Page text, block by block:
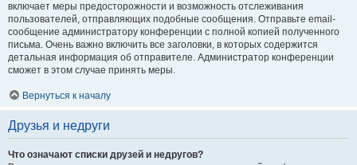
включает меры предосторожности и возможность отслеживания
пользователей, отправляющих подобные сообщения. Отправьте email-
сообщение администратору конференции с полной копией полученного
письма. Очень важно включить все заголовки, в которых содержится
детальная информация об отправителе. Администратор конференции
сможет в этом случае принять меры.
Вернуться к началу
Друзья и недруги
Что означают списки друзей и недругов?